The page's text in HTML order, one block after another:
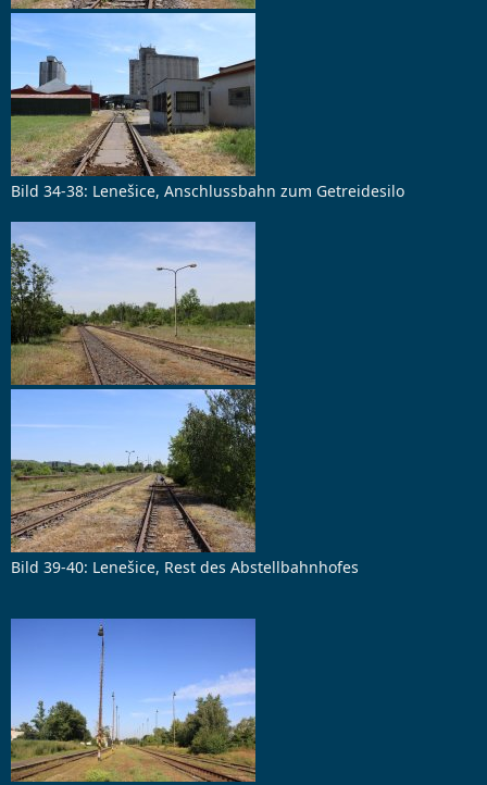
Bild 34-38: Lenešice, Anschlussbahn zum Getreidesilo
Bild 39-40: Lenešice, Rest des Abstellbahnhofes